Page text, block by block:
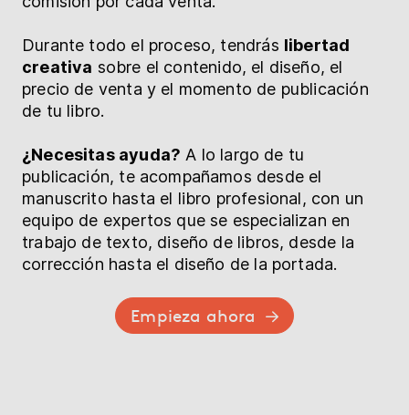
Durante todo el proceso, tendrás libertad
creativa sobre el contenido, el diseño, el
precio de venta y el momento de publicación
de tu libro.
¿Necesitas ayuda? A lo largo de tu
publicación, te acompañamos desde el
manuscrito hasta el libro profesional, con un
equipo de expertos que se especializan en
trabajo de texto, diseño de libros, desde la
corrección hasta el diseño de la portada.
Empieza ahora